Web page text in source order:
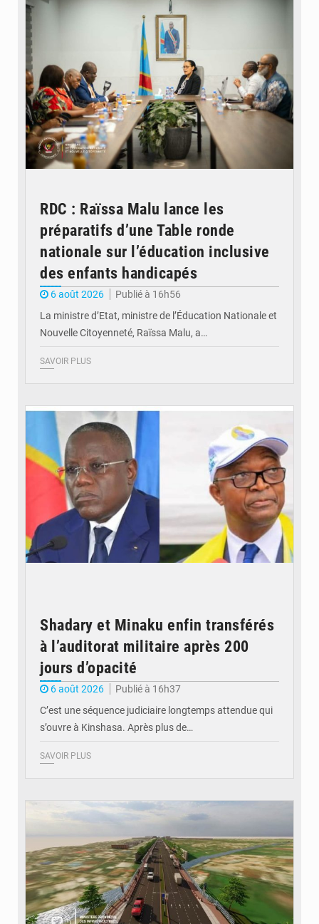
RDC : Raïssa Malu lance les
préparatifs d’une Table ronde
nationale sur l’éducation inclusive
des enfants handicapés
6 août 2026
Publié à 16h56
La ministre d’Etat, ministre de l’Éducation Nationale et
Nouvelle Citoyenneté, Raïssa Malu, a…
SAVOIR PLUS
Shadary et Minaku enfin transférés
à l’auditorat militaire après 200
jours d’opacité
6 août 2026
Publié à 16h37
C’est une séquence judiciaire longtemps attendue qui
s’ouvre à Kinshasa. Après plus de…
SAVOIR PLUS